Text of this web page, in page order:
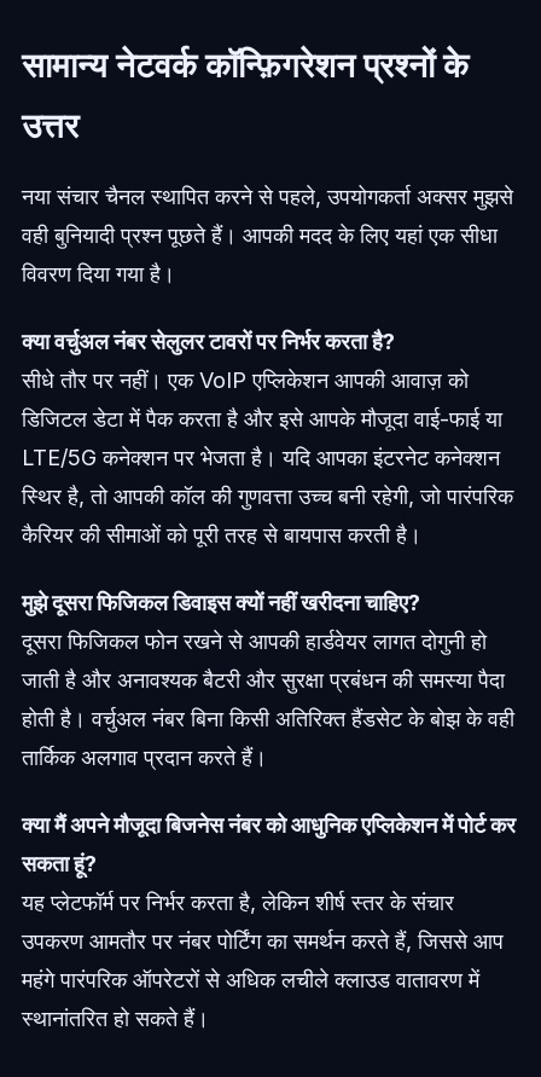
सामान्य नेटवर्क कॉन्फ़िगरेशन प्रश्नों के
उत्तर
नया संचार चैनल स्थापित करने से पहले, उपयोगकर्ता अक्सर मुझसे
वही बुनियादी प्रश्न पूछते हैं। आपकी मदद के लिए यहां एक सीधा
विवरण दिया गया है।
क्या वर्चुअल नंबर सेलुलर टावरों पर निर्भर करता है?
सीधे तौर पर नहीं। एक VoIP एप्लिकेशन आपकी आवाज़ को
डिजिटल डेटा में पैक करता है और इसे आपके मौजूदा वाई-फाई या
LTE/5G कनेक्शन पर भेजता है। यदि आपका इंटरनेट कनेक्शन
स्थिर है, तो आपकी कॉल की गुणवत्ता उच्च बनी रहेगी, जो पारंपरिक
कैरियर की सीमाओं को पूरी तरह से बायपास करती है।
मुझे दूसरा फिजिकल डिवाइस क्यों नहीं खरीदना चाहिए?
दूसरा फिजिकल फोन रखने से आपकी हार्डवेयर लागत दोगुनी हो
जाती है और अनावश्यक बैटरी और सुरक्षा प्रबंधन की समस्या पैदा
होती है। वर्चुअल नंबर बिना किसी अतिरिक्त हैंडसेट के बोझ के वही
तार्किक अलगाव प्रदान करते हैं।
क्या मैं अपने मौजूदा बिजनेस नंबर को आधुनिक एप्लिकेशन में पोर्ट कर
सकता हूं?
यह प्लेटफॉर्म पर निर्भर करता है, लेकिन शीर्ष स्तर के संचार
उपकरण आमतौर पर नंबर पोर्टिंग का समर्थन करते हैं, जिससे आप
महंगे पारंपरिक ऑपरेटरों से अधिक लचीले क्लाउड वातावरण में
स्थानांतरित हो सकते हैं।